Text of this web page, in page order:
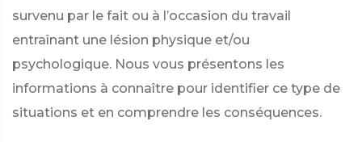
survenu par le fait ou à l’occasion du travail
entraînant une lésion physique et/ou
psychologique. Nous vous présentons les
informations à connaître pour identifier ce type de
situations et en comprendre les conséquences.